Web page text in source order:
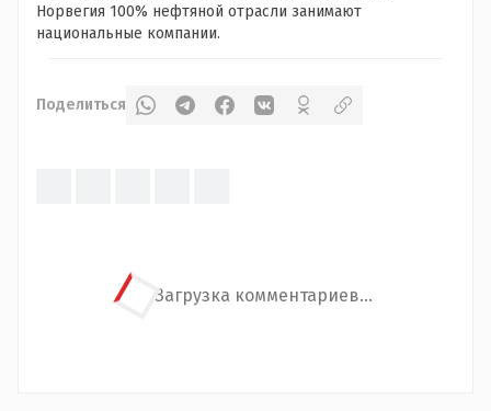
Норвегия 100% нефтяной отрасли занимают
национальные компании.
Поделиться
Загрузка комментариев...